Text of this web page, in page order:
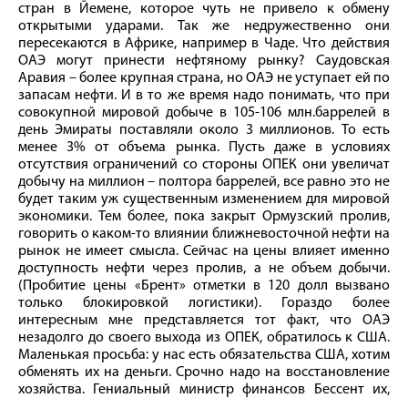
стран в Йемене, которое чуть не привело к обмену
открытыми ударами. Так же недружественно они
пересекаются в Африке, например в Чаде. Что действия
ОАЭ могут принести нефтяному рынку? Саудовская
Аравия – более крупная страна, но ОАЭ не уступает ей по
запасам нефти. И в то же время надо понимать, что при
совокупной мировой добыче в 105-106 млн.баррелей в
день Эмираты поставляли около 3 миллионов. То есть
менее 3% от объема рынка. Пусть даже в условиях
отсутствия ограничений со стороны ОПЕК они увеличат
добычу на миллион – полтора баррелей, все равно это не
будет таким уж существенным изменением для мировой
экономики. Тем более, пока закрыт Ормузский пролив,
говорить о каком-то влиянии ближневосточной нефти на
рынок не имеет смысла. Сейчас на цены влияет именно
доступность нефти через пролив, а не объем добычи.
(Пробитие цены «Брент» отметки в 120 долл вызвано
только блокировкой логистики). Гораздо более
интересным мне представляется тот факт, что ОАЭ
незадолго до своего выхода из ОПЕК, обратилось к США.
Маленькая просьба: у нас есть обязательства США, хотим
обменять их на деньги. Срочно надо на восстановление
хозяйства. Гениальный министр финансов Бессент их,